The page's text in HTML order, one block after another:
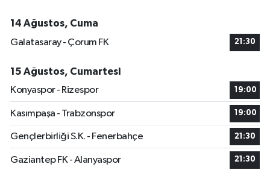
14 Ağustos, Cuma
Galatasaray - Çorum FK
21:30
15 Ağustos, Cumartesi
Konyaspor - Rizespor
19:00
Kasımpaşa - Trabzonspor 19:00
Gençlerbirliği S.K. - Fenerbahçe 21:30
Gaziantep FK - Alanyaspor 21:30